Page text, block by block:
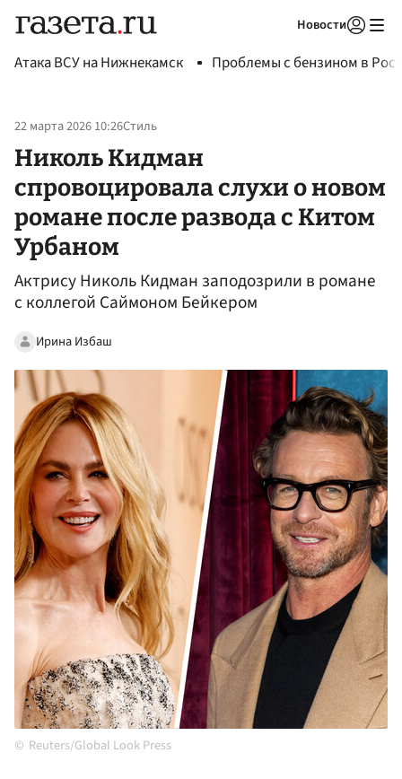
Новости
Атака ВСУ на Нижнекамск Проблемы с бензином в
22 марта 2026 10:26Стиль
Николь Кидман
спровоцировала слухи о новом
романе после развода с Китом
Урбаном
Актрису Николь Кидман заподозрили в романе
с коллегой Саймоном Бейкером
Ирина Избаш
Reuters/Global Look Press